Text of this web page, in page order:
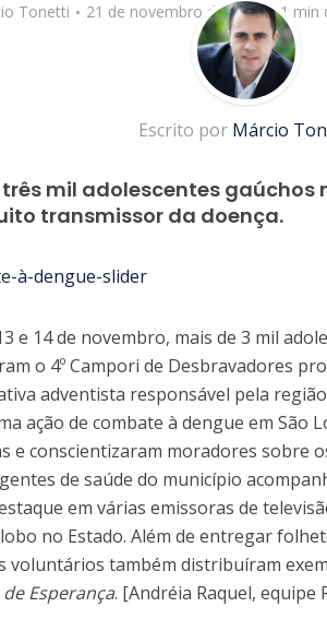
Tonetti 21 de novembro de 2016 1 min
Escrito por Márcio
três mil adolescentes
transmissor da doença.
e 14 de novembro, mais de 3 mil
o 4º Campori de Desbravadores
adventista responsável pela
ação de combate à dengue em São
e conscientizaram moradores sobre
de saúde do município
em várias emissoras de
no Estado. Além de entregar
voluntários também distribuíram
Esperança. [Andréia Raquel, equipe